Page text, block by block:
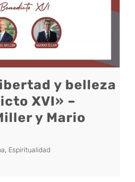
y belleza
XVI» –
y Mario
, Espiritualidad